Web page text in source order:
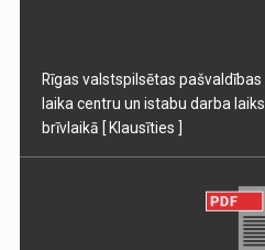
Rīgas valstspilsētas
laika centru un istabu darba
brīvlaikā [ Klausīties ]